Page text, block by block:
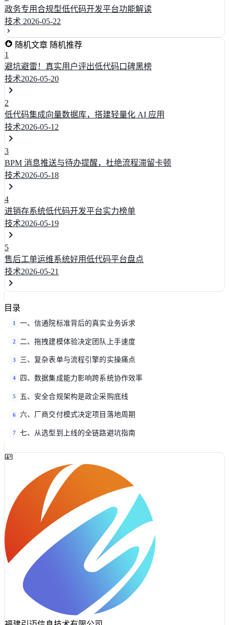
政务专用合规型低代码开发平台功能解读
技术 2026-05-22
随机文章 随机推荐
1
避坑避雷！真实用户评出低代码口碑黑榜
技术2026-05-20
2
低代码集成向量数据库，搭建轻量化 AI 应用
技术2026-05-12
3
BPM 消息推送与待办提醒，杜绝流程滞留卡顿
技术2026-05-18
4
进销存系统低代码开发平台实力榜单
技术2026-05-19
5
售后工单运维系统好用低代码平台盘点
技术2026-05-21
目录
1 一、信通院标准背后的真实业务诉求
2 二、拖拽建模体验决定团队上手速度
3 三、复杂表单与流程引擎的实操痛点
4 四、数据集成能力影响跨系统协作效率
5 五、安全合规架构是政企采购底线
6 六、厂商交付模式决定项目落地周期
7 七、从选型到上线的全链路避坑指南